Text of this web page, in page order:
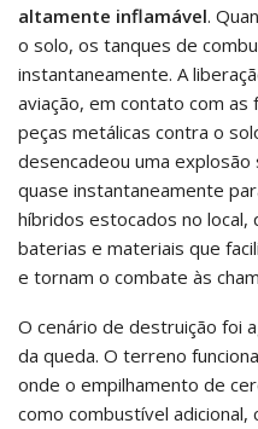
altamente inflamável.
o solo, os tanques de
instantaneamente. A
aviação, em contato com
peças metálicas contra o
desencadeou uma
quase instantaneamente
híbridos estocados no
baterias e materiais que
e tornam o combate às
O cenário de destruição foi
da queda. O terreno
onde o empilhamento de
como combustível adicional,